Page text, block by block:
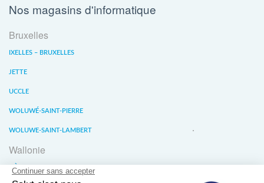
Nos magasins d'informatique
Bruxelles
IXELLES – BRUXELLES
JETTE
UCCLE
WOLUWÉ-SAINT-PIERRE
WOLUWE-SAINT-LAMBERT
Wallonie
LIÈGE